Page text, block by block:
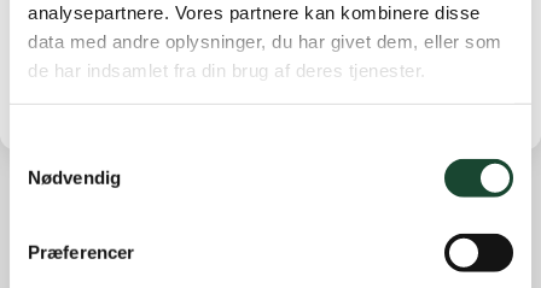
analysepartnere. Vores partnere kan kombinere disse
data med andre oplysninger, du har givet dem, eller som
de har indsamlet fra din brug af deres tjenester.
Nødvendig
Præferencer